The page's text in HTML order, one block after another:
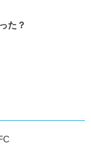
た？